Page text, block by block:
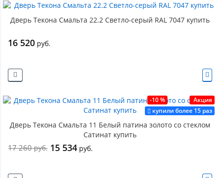
Дверь Текона Смальта 22.2 Светло-серый RAL 7047 купить
16 520 руб.
-10 %
Акция
купили более 15 раз
Дверь Текона Смальта 11 Белый патина золото со стеклом
Сатинат купить
17 260руб. 15 534 руб.